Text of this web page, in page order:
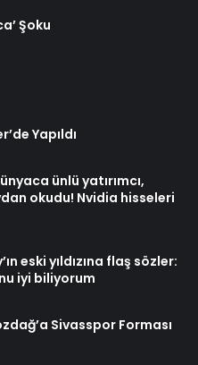
Şoku
Yapıldı
ünlü yatırımcı,
okudu! Nvidia hisseleri
eski yıldızına flaş sözler:
iyi biliyorum
Sivasspor Forması